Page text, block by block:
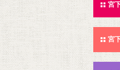
宮
宮